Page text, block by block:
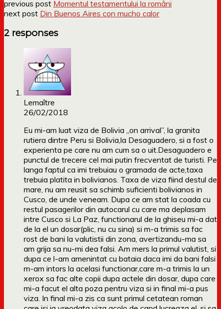
previous post Momentul testamentului la români
next post Din Buenos Aires con mucho calor
2 responses
Lemaître
26/02/2018
Eu mi-am luat viza de Bolivia „on arrival”, la granita
rutiera dintre Peru si Bolivia,la Desaguadero, si a fost o
experienta pe care nu am cum sa o uit.Desaguadero e
punctul de trecere cel mai putin frecventat de turisti. Pe
langa faptul ca imi trebuiau o gramada de acte,taxa
trebuia platita in bolivianos. Taxa de viza fiind destul de
mare, nu am reusit sa schimb suficienti bolivianos in
Cusco, de unde veneam. Dupa ce am stat la coada cu
restul pasagerilor din autocarul cu care ma deplasam
intre Cusco si La Paz, functionarul de la ghiseu mi-a dat
de la el un dosar(plic, nu cu sina) si m-a trimis sa fac
rost de bani la valutistii din zona, avertizandu-ma sa
am grija sa nu-mi dea falsi. Am mers la primul valutist, si
dupa ce l-am amenintat cu bataia daca imi da bani falsi
m-am intors la acelasi functionar,care m-a trimis la un
xerox sa fac alte copii dupa actele din dosar, dupa care
mi-a facut el alta poza pentru viza si in final mi-a pus
viza. In final mi-a zis ca sunt primul cetatean roman